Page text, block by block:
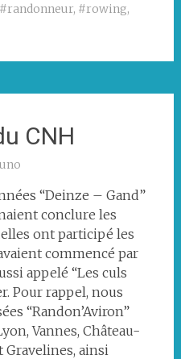
#randonneur, #rowing,
CNH
“Deinze – Gand”
conclure les
ont participé les
commencé par
appelé “Les culs
Pour rappel, nous
“Randon’Aviron”
Vannes, Château-
Gravelines, ainsi